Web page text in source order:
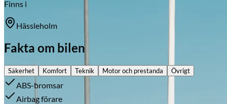
Finns i
Hässleholm
Fakta om bilen
Säkerhet Komfort Teknik Motor och prestanda Övrigt
ABS-bromsar
Airbag förare